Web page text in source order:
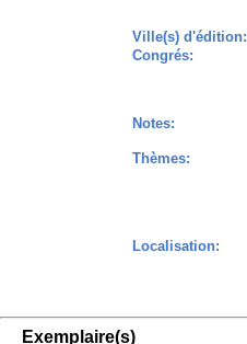
Ville(s) d'édition:
Congrés:
Notes:
Thèmes:
Localisation:
Exemplaire(s)